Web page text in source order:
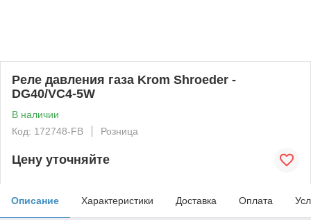
Реле давления газа Krom Shroeder -
DG40/VC4-5W
В наличии
Код: 172748-FB
Розница
Цену уточняйте
Описание Характеристики Доставка Оплата